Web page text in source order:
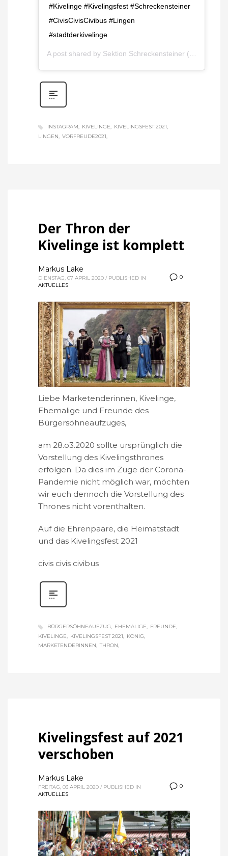
#Kivelinge #Kivelingsfest #Schreckensteiner
#CivisCivisCivibus #Lingen
#stadtderkivelinge
A post shared by Sektion Schreckensteiner (@sektionschreckensteiner) on
INSTAGRAM KIVELINGE
KIVELINGSFEST 2021
LINGEN
VORFREUDE2021
Der Thron der
Kivelinge ist komplett
0
Markus Lake
DIENSTAG, 07 APRIL 2020 / PUBLISHED IN
AKTUELLES
Liebe Marketenderinnen, Kivelinge,
Ehemalige und Freunde des
Bürgersöhneaufzuges,
am 28.o3.2020 sollte ursprünglich die
Vorstellung des Kivelingsthrones
erfolgen. Da dies im Zuge der Corona-
Pandemie nicht möglich war, möchten
wir euch dennoch die Vorstellung des
Thrones nicht vorenthalten.
Auf die Ehrenpaare, die Heimatstadt
und das Kivelingsfest 2021
civis civis civibus
BÜRGERSÖHNEAUFZUG EHEMALIGE
FREUNDE
KIVELINGE
KIVELINGSFEST 2021
KÖNIG
MARKETENDERINNEN
THRON
Kivelingsfest auf 2021
verschoben
0
Markus Lake
FREITAG, 03 APRIL 2020 / PUBLISHED IN
AKTUELLES